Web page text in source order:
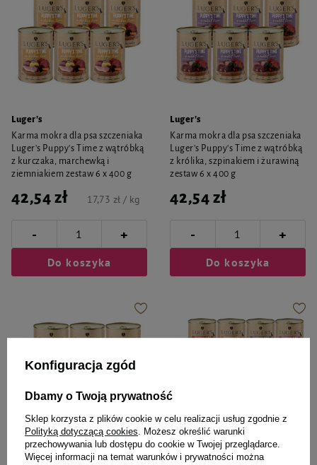
Luger's
Karma mokra dla psa szczeniaka
Luger's Puppy's Time z wątróbką
z kurczaka, marchewką i
ziemniakiem zestaw 6 x 400 g
42,54 zł 17,73 zł / kg
- +
Do koszyka
Luger's
Karma mokra dla psa szczeniaka
Luger's Puppy's Time z wątróbką
z królika, szpinakiem i żurawiną
zestaw 6 x 400 g
42,54 zł
- +
Do koszyka
Luger's
Luger's
Konfiguracja zgód
Dbamy o Twoją prywatność
Sklep korzysta z plików cookie w celu realizacji usług zgodnie z
Polityką dotyczącą cookies . Możesz określić warunki
przechowywania lub dostępu do cookie w Twojej przeglądarce.
Więcej informacji na temat warunków i prywatności można